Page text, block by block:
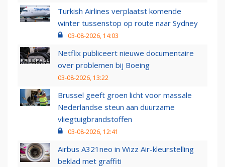
Turkish Airlines verplaatst komende
winter tussenstop op route naar Sydney
03-08-2026, 14:03
Netflix publiceert nieuwe documentaire
over problemen bij Boeing
03-08-2026, 13:22
Brussel geeft groen licht voor massale
Nederlandse steun aan duurzame
vliegtuigbrandstoffen
03-08-2026, 12:41
Airbus A321neo in Wizz Air-kleurstelling
beklad met graffiti